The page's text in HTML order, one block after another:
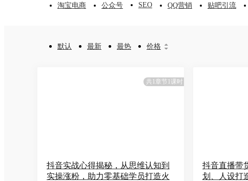
淘宝电商 公众号 SEO QQ营销 贴吧引流
默认 最新 最热 价格 

共1章节1课时
抖音实战心得揭秘，从思维认知到
实操涨粉，助力零基础学员打造火
抖音直播带
划、人设打